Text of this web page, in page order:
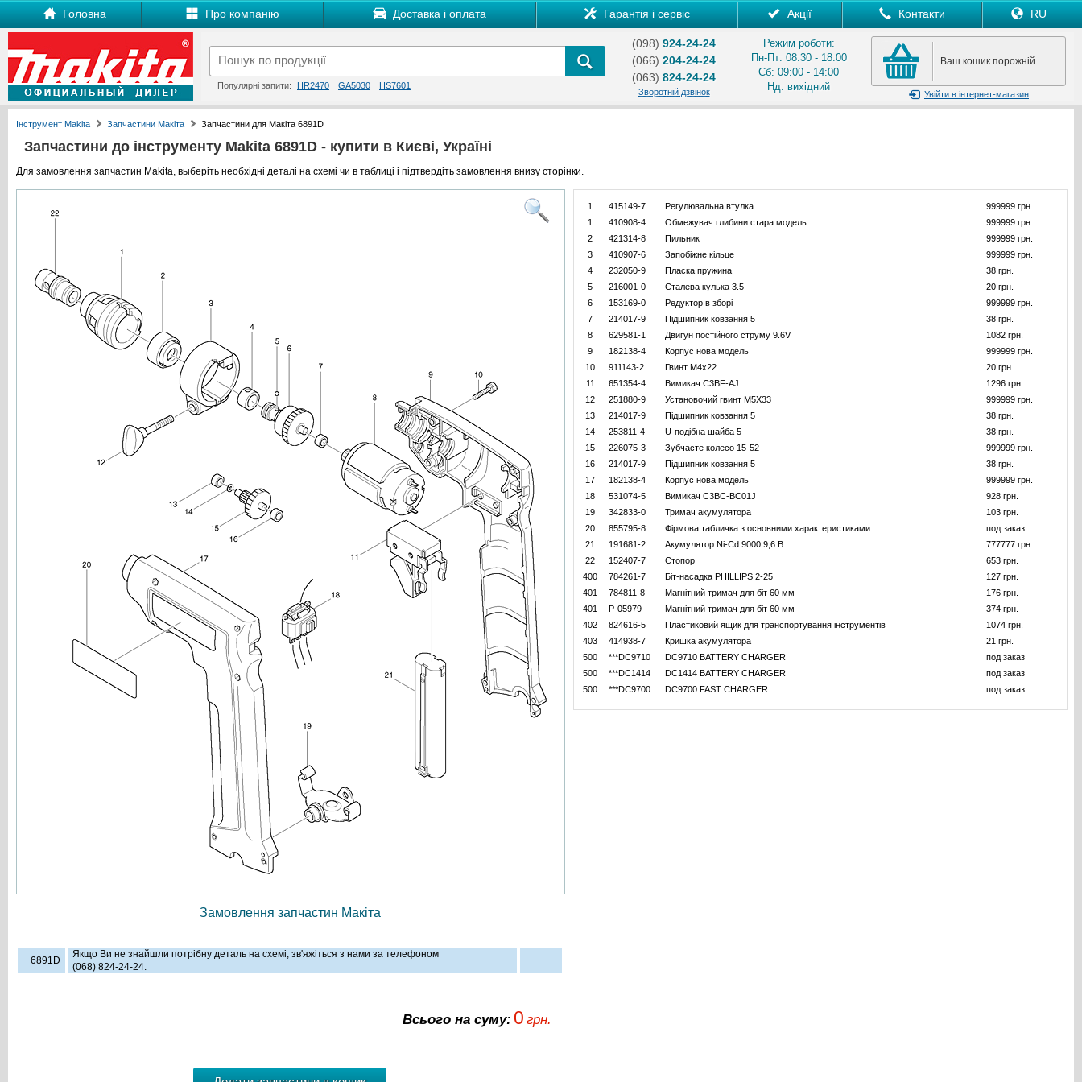
Головна Про компанію Доставка і оплата Гарантія і сервіс Акції Контакти RU
Популярні запити: HR2470 GA5030 HS7601
(098) 924-24-24
(066) 204-24-24
(063) 824-24-24
Зворотній дзвінок
Режим роботи:
Пн-Пт: 08:30 - 18:00
Сб: 09:00 - 14:00
Нд: вихідний
Ваш кошик порожній
Увійти в інтернет-магазин
Інструмент Makita Запчастини Макіта Запчастини для Макіта 6891D
Запчастини до інструменту Makita 6891D - купити в Києві, Україні
Для замовлення запчастин Makita, выберіть необхідні деталі на схемі чи в таблиці і підтвердіть замовлення внизу сторінки.
Замовлення запчастин Макіта
6891D
Якщо Ви не знайшли потрібну деталь на схемі, зв'яжіться з нами за телефоном
(068) 824-24-24.
Всього на суму: 0 грн.
1 415149-7 Регулювальна втулка
999999 грн.
1
410908-4 Обмежувач глибини стара модель
999999 грн.
2
421314-8 Пильник
999999 грн.
3
410907-6 Запобіжне кільце
999999 грн.
4
232050-9 Пласка пружина
38 грн.
5
216001-0 Сталева кулька 3.5
20 грн.
6
153169-0 Редуктор в зборі
999999 грн.
7
214017-9 Підшипник ковзання 5
38 грн.
8
629581-1 Двигун постійного струму 9.6V
1082 грн.
9
182138-4 Корпус нова модель
999999 грн.
10
911143-2 Гвинт M4x22
20 грн.
11
651354-4 Вимикач C3BF-AJ
1296 грн.
12
251880-9 Установочий гвинт M5X33
999999 грн.
13
214017-9 Підшипник ковзання 5
38 грн.
14
253811-4 U-подібна шайба 5
38 грн.
15
226075-3 Зубчасте колесо 15-52
999999 грн.
16
214017-9 Підшипник ковзання 5
38 грн.
17
182138-4 Корпус нова модель
999999 грн.
18
531074-5 Вимикач C3BC-BC01J
928 грн.
19
342833-0 Тримач акумулятора
103 грн.
20
855795-8 Фiрмова табличка з основними характеристиками
под заказ
21
191681-2 Акумулятор Ni-Cd 9000 9,6 В
777777 грн.
22
152407-7 Стопор
653 грн.
400
784261-7 Бiт-насадка PHILLIPS 2-25
127 грн.
401
784811-8 Магнiтний тримач для бiт 60 мм
176 грн.
401
P-05979 Магнiтний тримач для бiт 60 мм
374 грн.
402
824616-5 Пластиковий ящик для транспортування iнструментiв
1074 грн.
403
414938-7 Кришка акумулятора
21 грн.
500
***DC9710 DC9710 BATTERY CHARGER
под заказ
500
***DC1414 DC1414 BATTERY CHARGER
под заказ
500
***DC9700 DC9700 FAST CHARGER под заказ